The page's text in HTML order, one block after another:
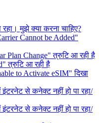
मुझे क्या करना चाहिए?
Cannot be Added"
Plan Change" त्रुटि आ रही है
त्रुटि आ रही है
to Activate eSIM" दिखा
से कनेक्ट नहीं हो पा रहा/
से कनेक्ट नहीं हो पा रहा/